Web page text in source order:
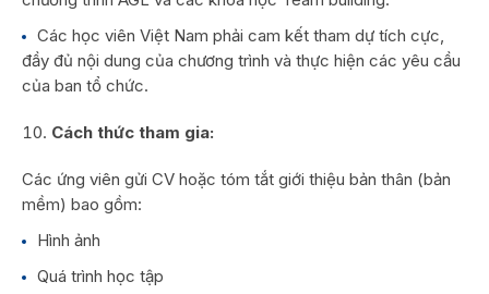
Các học viên Việt Nam phải cam kết tham dự tích cực,
đầy đủ nội dung của chương trình và thực hiện các yêu cầu
của ban tổ chức.
Cách thức tham gia:
Các ứng viên gửi CV hoặc tóm tắt giới thiệu bản thân (bản
mềm) bao gồm:
Hình ảnh
Quá trình học tập